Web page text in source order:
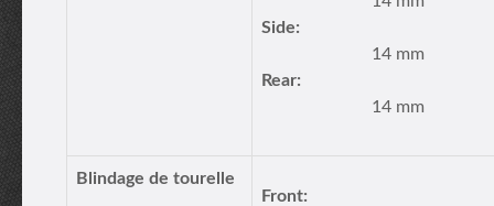
Side:
14 mm
Rear:
14 mm
Blindage de tourelle
Front: